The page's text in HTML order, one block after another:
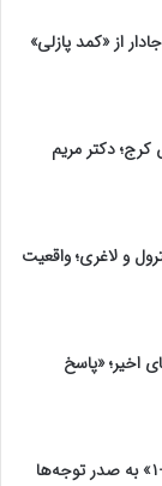
از «کمد پازلی»
کرج؛ دکتر مریم
و لاغری؛ واقعیت
اخیر؛ «پاسخ
ابرو یاشار با پروژه آکوستیک «۶+۱» به صدر توجه‌ها